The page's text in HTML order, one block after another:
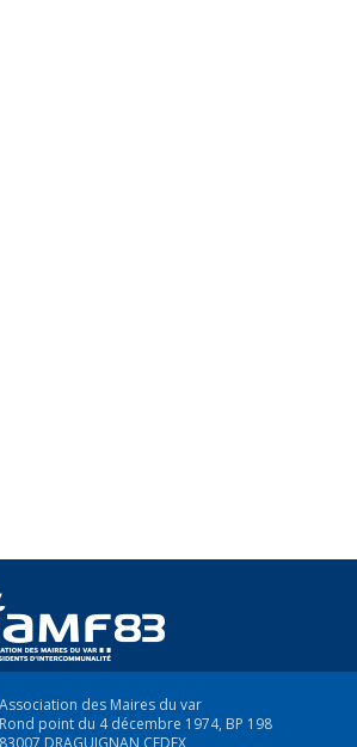
Association des Maires du var
Rond point du 4 décembre 1974, BP 198
83007 DRAGUIGNAN CEDEX